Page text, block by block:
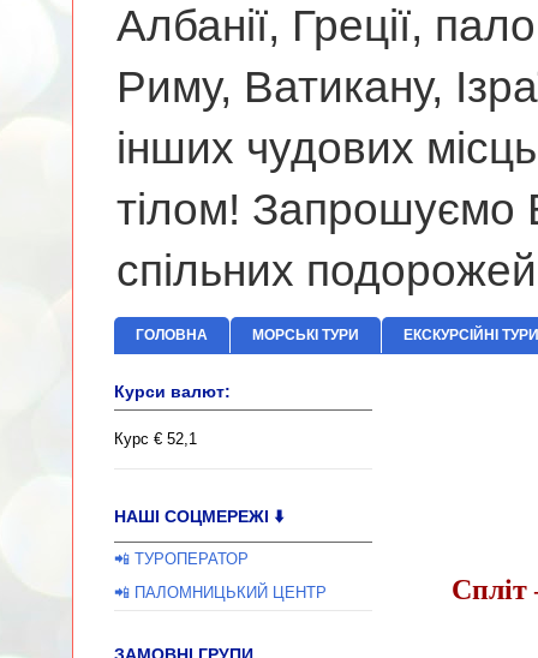
Албанії, Греції,
Риму, Ватикану,
інших чудових
тілом! Запрошуємо
спільних
ГОЛОВНА МОРСЬКІ ТУРИ ЕКСКУРСІЙНІ ТУРИ
Спліт
Курси валют:
Курс € 52,1
НАШІ СОЦМЕРЕЖІ ⬇️
📲 ТУРОПЕРАТОР
📲 ПАЛОМНИЦЬКИЙ ЦЕНТР